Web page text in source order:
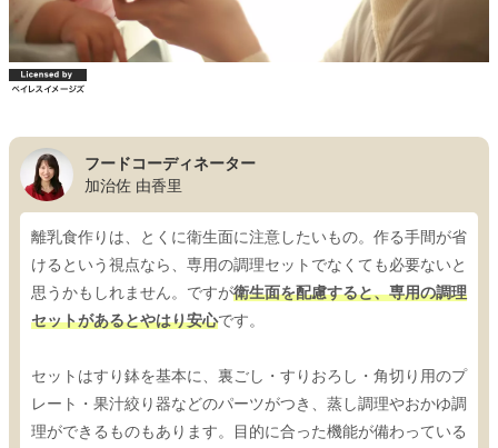
フードコーディネーター
加治佐 由香里
離乳食作りは、とくに衛生面に注意したいもの。作る手間が省
けるという視点なら、専用の調理セットでなくても必要ないと
思うかもしれません。ですが衛生面を配慮すると、専用の調理
セットがあるとやはり安心です。
セットはすり鉢を基本に、裏ごし・すりおろし・角切り用のプ
レート・果汁絞り器などのパーツがつき、蒸し調理やおかゆ調
理ができるものもあります。目的に合った機能が備わっている